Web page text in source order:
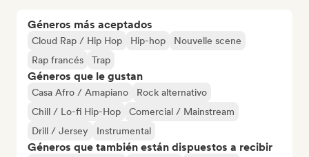
Géneros más aceptados
Cloud Rap / Hip Hop Hip-hop
Nouvelle scene
Rap francés
Trap
Géneros que le gustan
Casa Afro / Amapiano
Rock alternativo
Chill / Lo-fi Hip-Hop
Comercial / Mainstream
Drill / Jersey
Instrumental
Géneros que también están dispuestos a recibir